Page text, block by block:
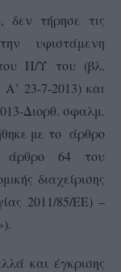
δεν τήρησε τις
υφιστάμενη
Π/Υ του (βλ.
23-7-2013) και
Διορθ. σφαλμ.
με το άρθρο
άρθρο 64 του
διαχείρισης
2011/85/ΕΕ) –
και έγκρισης